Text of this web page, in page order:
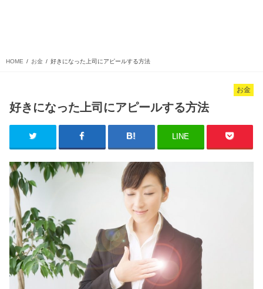
HOME お金 好きになった上司にアピールする方法
お金
好きになった上司にアピールする方法
LINE